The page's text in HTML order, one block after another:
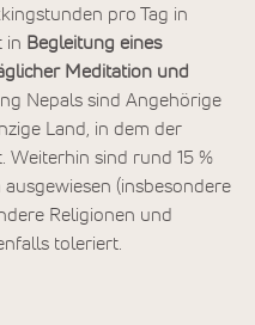
pro Tag in
in Begleitung eines
Meditation und
Nepals sind Angehörige
Land, in dem der
Weiterhin sind rund 15 %
(insbesondere
Religionen und
toleriert.